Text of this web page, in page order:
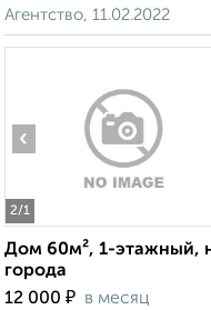
Агентство, 11.02.2022
2/1
‹
Дом 60м², 1-этажный,
города
12 000 ₽ в месяц